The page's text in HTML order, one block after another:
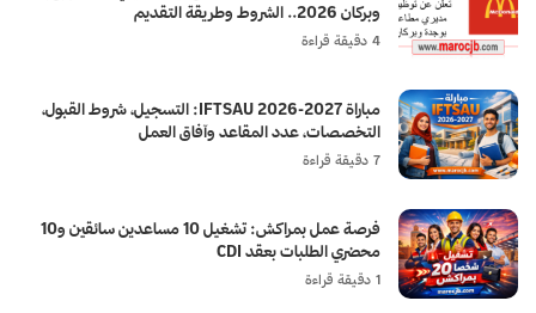
وبركان 2026.. الشروط وطريقة التقديم
4 دقيقة قراءة
مباراة IFTSAU 2026-2027: التسجيل، شروط القبول،
التخصصات، عدد المقاعد وآفاق العمل
7 دقيقة قراءة
فرصة عمل بمراكش: تشغيل 10 مساعدين سائقين و10
محضري الطلبات بعقد CDI
1 دقيقة قراءة